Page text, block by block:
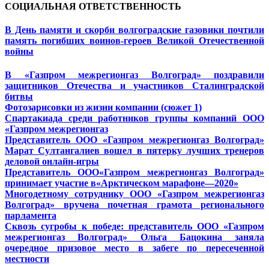
СОЦИАЛЬНАЯ ОТВЕТСТВЕННОСТЬ
В День памяти и скорби волгоградские газовики почтили
память погибших воинов-героев Великой Отечественной
войны
В «Газпром межрегионгаз Волгоград» поздравили
защитников Отечества и участников Сталинградской
битвы
Фотозарисовки из жизни компании (сюжет 1)
Спартакиада среди работников группы компаний ООО
«Газпром межрегионгаз
Представитель ООО «Газпром межрегионгаз Волгоград»
Марат Султангалиев вошел в пятерку лучших тренеров
деловой онлайн-игры
Представитель ООО«Газпром межрегионгаз Волгоград»
принимает участие в«Арктическом марафоне—2020»
Многодетному сотруднику ООО «Газпром межрегионгаз
Волгоград» вручена почетная грамота регионального
парламента
Сквозь сугробы к победе: представитель ООО «Газпром
межрегионгаз Волгоград» Ольга Бацокина заняла
очередное призовое место в забеге по пересеченной
местности